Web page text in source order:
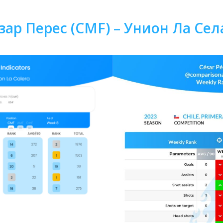
Перес (CMF) – Унион Ла